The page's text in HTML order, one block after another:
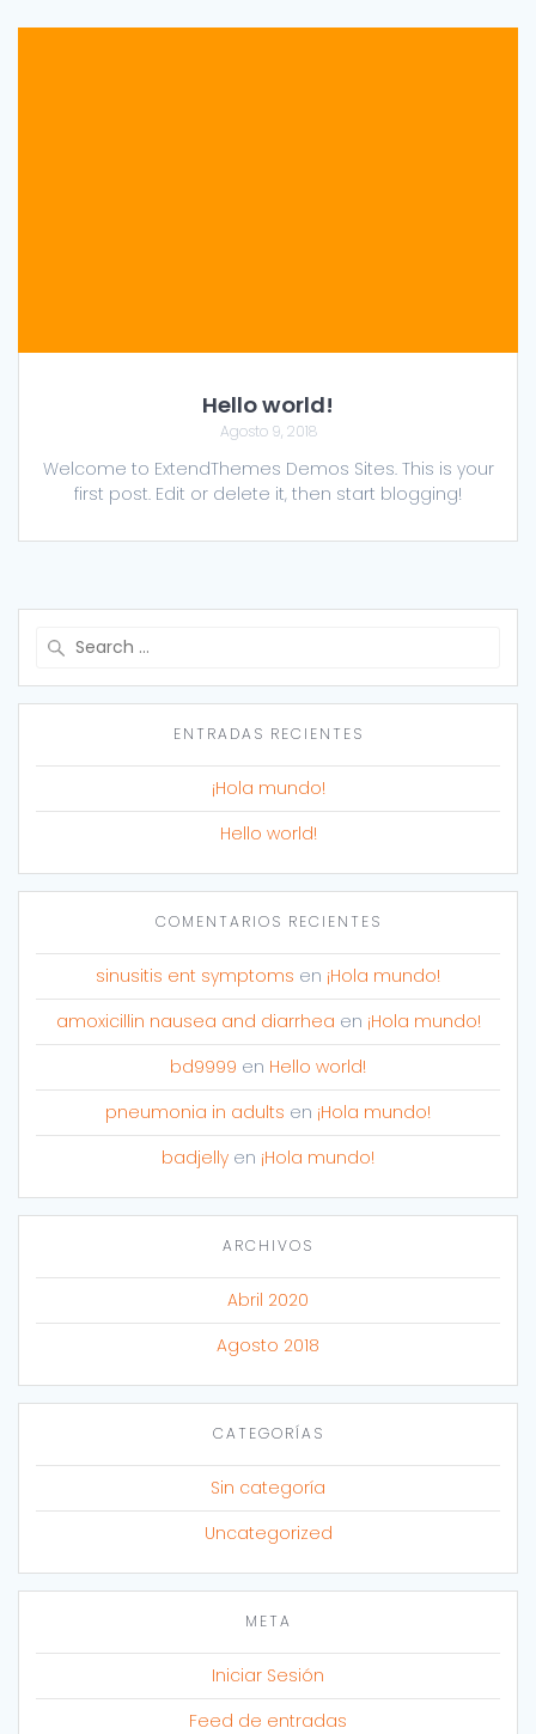
Hello world!
Agosto 9, 2018
Welcome to ExtendThemes Demos Sites. This is your
first post. Edit or delete it, then start blogging!
ENTRADAS RECIENTES
¡Hola mundo!
Hello world!
COMENTARIOS RECIENTES
sinusitis ent symptoms en ¡Hola mundo!
amoxicillin nausea and diarrhea en ¡Hola mundo!
bd9999 en Hello world!
pneumonia in adults en ¡Hola mundo!
badjelly en ¡Hola mundo!
ARCHIVOS
Abril 2020
Agosto 2018
CATEGORÍAS
Sin categoría
Uncategorized
META
Iniciar Sesión
Feed de entradas